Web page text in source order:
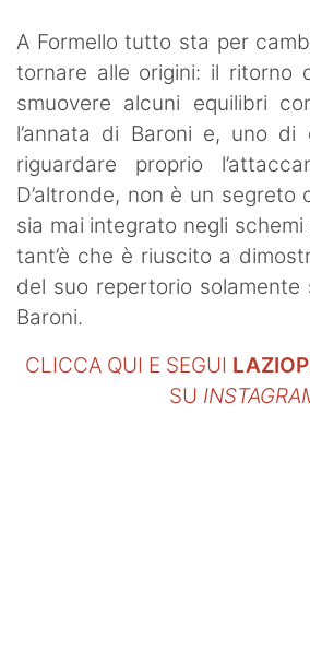
A Formello tutto sta per
tornare alle origini: il ritorno
smuovere alcuni equilibri
l’annata di Baroni e, uno di
riguardare proprio
D’altronde, non è un segreto
sia mai integrato negli
tant’è che è riuscito a
del suo repertorio
Baroni.
CLICCA QUI E SEGUI
SU